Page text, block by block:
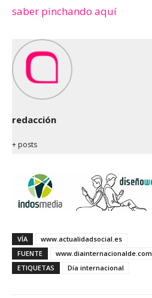
saber pinchando aquí
redacción
+ posts
VÍA
www.actualidadsocial.es
FUENTE
www.diainternacionalde.com
ETIQUETAS
Día internacional